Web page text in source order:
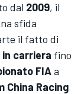
dal 2009, il
sfida
il fatto di
carriera fino
FIAa
China Racing